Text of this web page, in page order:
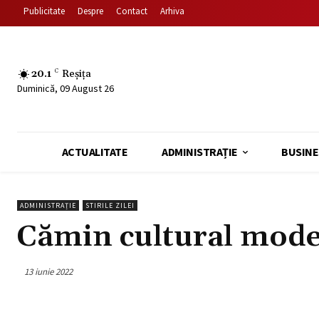
Publicitate Despre Contact Arhiva
20.1 C Reșița
Duminică, 09 August 26
ACTUALITATE ADMINISTRAȚIE
ADMINISTRAȚIE STIRILE ZILEI
Cămin cultural
13 iunie 2022